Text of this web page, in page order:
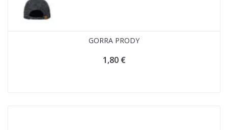
GORRA PRODY
1,80 €